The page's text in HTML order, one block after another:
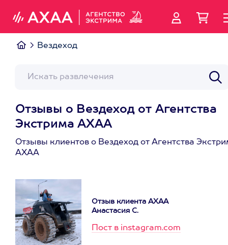
Вездеход
Отзывы о Вездеход от Агентства
Экстрима АХАА
Отзывы клиентов о Вездеход от Агентства
АХАА
Отзыв клиента АХАА
Анастасия С.
Пост в instagram.com